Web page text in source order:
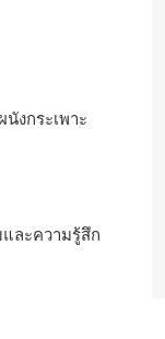
งกระเพาะ
ละความรู้สึก